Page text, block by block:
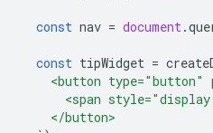
const nav = document.
const tipWidget =
<button type="button"
<span
    </button>